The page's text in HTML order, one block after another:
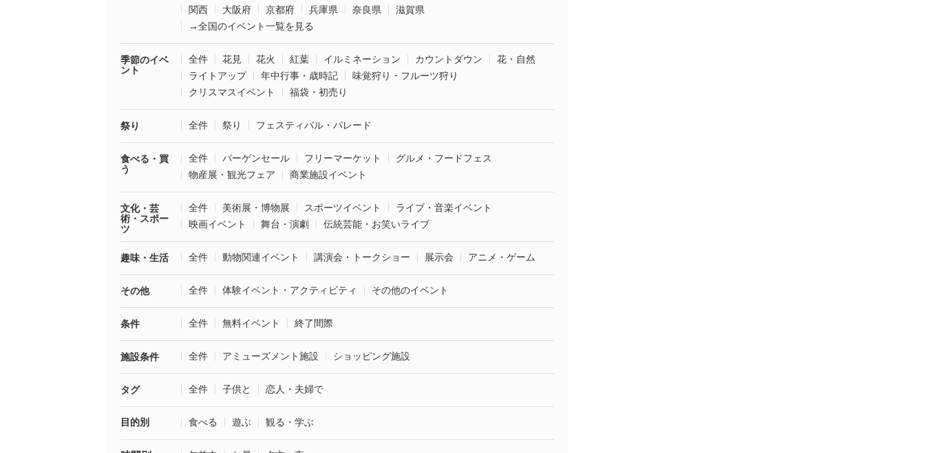
関西
大阪府 京都府 兵庫県 奈良県
滋賀県
→全国のイベント一覧を見る
季節のイベ
ント
全件 花見 花火 紅葉 イルミネーション カウントダウン
花・自然
ライトアップ
年中行事・歳時記
味覚狩り・フルーツ狩り
クリスマスイベント
福袋・初売り
祭り 全件 祭り フェスティバル・パレード
食べる・買
う
全件 バーゲンセール フリーマーケット
グルメ・フードフェス
物産展・観光フェア
商業施設イベント
文化・芸
術・スポー
ツ
全件 美術展・博物展 スポーツイベント
ライブ・音楽イベント
映画イベント
舞台・演劇 伝統芸能・お笑いライブ
趣味・生活 全件 動物関連イベント 講演会・トークショー 展示会 アニメ・ゲーム
その他 全件 体験イベント・アクティビティ その他のイベント
条件 全件 無料イベント 終了間際
施設条件 全件 アミューズメント施設 ショッピング施設
タグ 全件 子供と 恋人・夫婦で
目的別 食べる 遊ぶ 観る・学ぶ